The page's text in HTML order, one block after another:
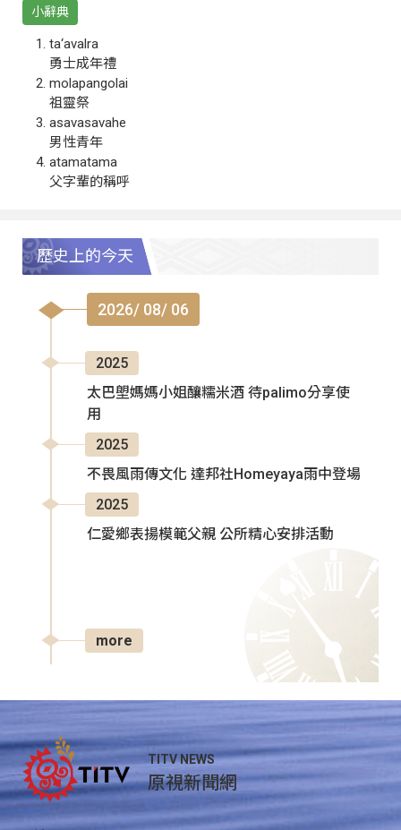
小辭典
ta‘avalra
勇士成年禮
molapangolai
祖靈祭
asavasavahe
男性青年
atamatama
父字輩的稱呼
歷史上的今天
2026/ 08/ 06
2025
太巴塱媽媽小姐釀糯米酒 待palimo分享使
用
2025
不畏風雨傳文化 達邦社Homeyaya雨中登場
2025
仁愛鄉表揚模範父親 公所精心安排活動
more
TITV NEWS
原視新聞網